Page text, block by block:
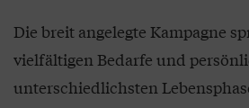
Die breit angelegte Kampagne
vielfältigen Bedarfe und
unterschiedlichsten